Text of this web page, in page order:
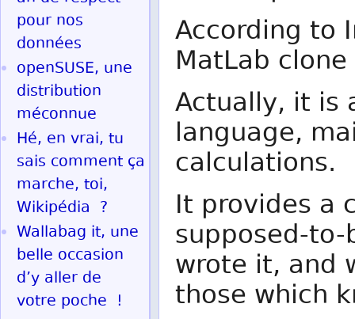
According to
MatLab
Actually, it is
language,
calculations.
It provides a
supposed-
wrote it, and
those which
pour nos
données
openSUSE, une
distribution
méconnue
Hé, en vrai, tu
sais comment ça
marche, toi,
Wikipédia ?
Wallabag it, une
belle occasion
d’y aller de
votre poche !